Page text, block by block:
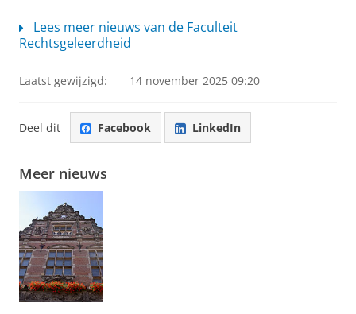
Lees meer nieuws van de Faculteit
Rechtsgeleerdheid
Laatst gewijzigd: 14 november 2025 09:20
Deel dit Facebook LinkedIn
Meer nieuws